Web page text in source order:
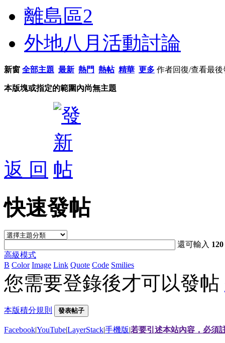
離島區2
外地八月活動討論
新窗 全部主題 最新 熱門 熱帖 精華 更多 作者回復/查看最後
本版塊或指定的範圍內尚無主題
返 回
快速發帖
還可輸入 120
高級模式
B Color Image Link Quote Code Smilies
您需要登錄後才可以發帖
本版積分規則 發表帖子
Facebook|YouTube|LayerStack|手機版|若要引述本站內容，必須